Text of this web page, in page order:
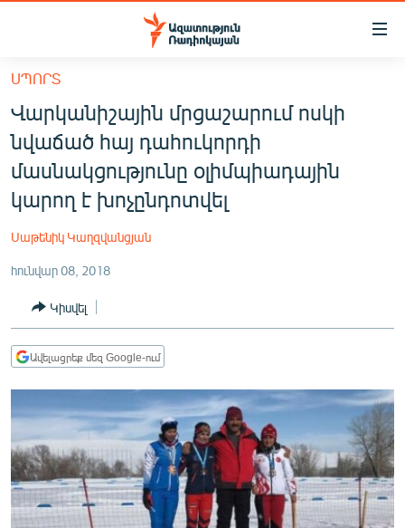
Մատչելիության
հիմնական
բովանդակությանը
Անցնել
հիմնական
մենյուին
Որոնում
ՀԱՅԱՍՏԱՆ
ՔԱՂԱՔԱԿԱՆ
ԸՆՏՐՈՒԹՅՈՒՆՆԵՐ 2026
ՊԱՏԵՐԱԶՄԻ 6 ՇԱԲԱԹՆԵՐԸ
ՏԱՐԱԾԱՇՐՋԱՆ
ՄԻՋԱԶԳԱՅԻՆ
ՄՇԱԿՈՒՅԹ
ՍՊՈՐՏ
ՄԵԿՆԱԲԱՆՈՒԹՅՈՒՆ
ՍՊՈՐՏ
Վարկանիշային մրցաշարում ոսկի
նվաճած հայ դահուկորդի
մասնակցությունը օլիմպիադային
կարող է խոչընդոտվել
Սաթենիկ Կաղզվանցյան
հունվար 08, 2018
Կիսվել
Ավելացրեք մեզ Google-ում